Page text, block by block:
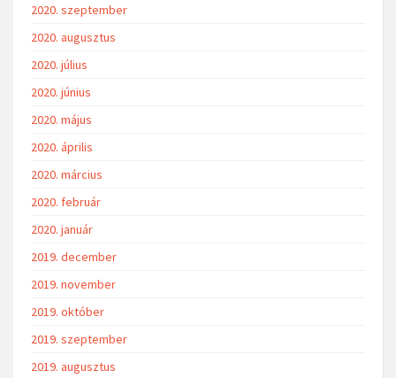
2020. szeptember
2020. augusztus
2020. július
2020. június
2020. május
2020. április
2020. március
2020. február
2020. január
2019. december
2019. november
2019. október
2019. szeptember
2019. augusztus